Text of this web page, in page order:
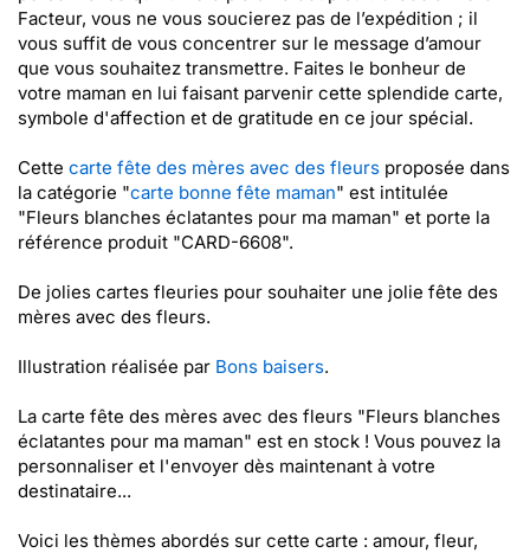
Facteur, vous ne vous soucierez pas de l’expédition ; il
vous suffit de vous concentrer sur le message d’amour
que vous souhaitez transmettre. Faites le bonheur de
votre maman en lui faisant parvenir cette splendide carte,
symbole d'affection et de gratitude en ce jour spécial.
Cette carte fête des mères avec des fleurs proposée dans
la catégorie "carte bonne fête maman" est intitulée
"Fleurs blanches éclatantes pour ma maman" et porte la
référence produit "CARD-6608".
De jolies cartes fleuries pour souhaiter une jolie fête des
mères avec des fleurs.
Illustration réalisée par Bons baisers.
La carte fête des mères avec des fleurs "Fleurs blanches
éclatantes pour ma maman" est en stock ! Vous pouvez la
personnaliser et l'envoyer dès maintenant à votre
destinataire...
Voici les thèmes abordés sur cette carte : amour, fleur,